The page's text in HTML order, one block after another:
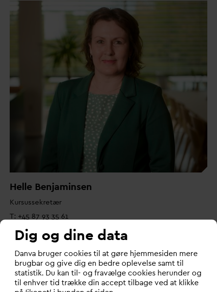
Helle Benjaminsen
Kursussekretær
T: +45 87 93 35 61
d
YDERLIGERE INFORMATION
Fakta:DanskVand Konference 2025
Dig og dine data
Danva bruger cookies til at gøre hjemmesiden mere
brugbar og give dig en bedre oplevelse samt til
statistik. Du kan til- og fravælge cookies herunder og
til enhver tid trække din accept tilbage ved at klikke